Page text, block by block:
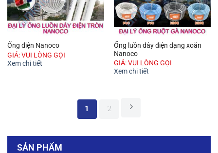
SẢN PHẨM
Ống điện Nanoco
GIÁ: VUI LÒNG GỌI
Xem chi tiết
Ống luồn dây điện dạng xoắn
Nanoco
GIÁ: VUI LÒNG GỌI
Xem chi tiết
1 2